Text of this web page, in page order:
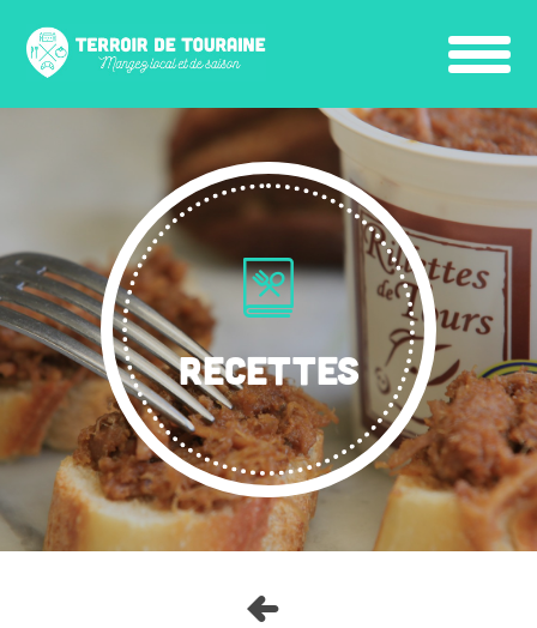
RECETTES